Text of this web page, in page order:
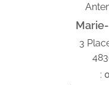
3
: